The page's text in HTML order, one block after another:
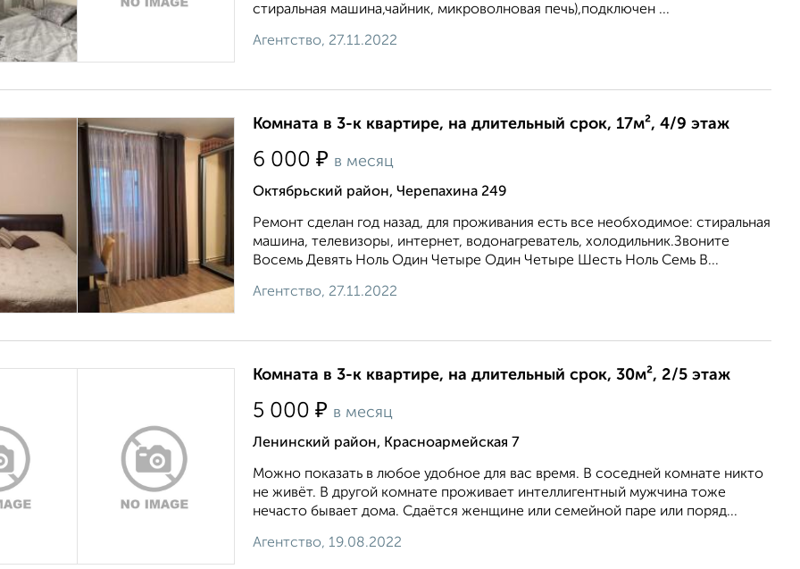
стиральная машина,чайник, микроволновая печь),подключен ...
Агентство, 27.11.2022
Комната в 3-к квартире, на длительный срок, 17м², 4/9 этаж
6 000 ₽ в месяц
Октябрьский район, Черепахина 249
Ремонт сделан год назад, для проживания есть все необходимое: стиральная
машина, телевизоры, интернет, водонагреватель, холодильник.Звоните
Восемь Девять Ноль Один Четыре Один Четыре Шесть Ноль Семь В...
Агентство, 27.11.2022
Комната в 3-к квартире, на длительный срок, 30м², 2/5 этаж
5 000 ₽ в месяц
Ленинский район, Красноармейская 7
Можно показать в любое удобное для вас время. В соседней комнате никто
не живёт. В другой комнате проживает интеллигентный мужчина тоже
нечасто бывает дома. Сдаётся женщине или семейной паре или поряд...
Агентство, 19.08.2022